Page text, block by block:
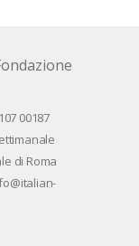
un
00187
di Roma